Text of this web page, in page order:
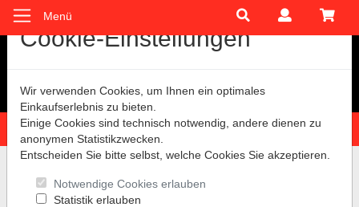
Hotline: 0781 9399888-60
Menü
Sie sind hier: AGB Schulungen
AGB Schulungen
Cookie-Einstellungen
Wir verwenden Cookies, um Ihnen ein optimales
Einkaufserlebnis zu bieten.
Einige Cookies sind technisch notwendig, andere dienen zu
anonymen Statistikzwecken.
Entscheiden Sie bitte selbst, welche Cookies Sie akzeptieren.
Notwendige Cookies erlauben
Statistik erlauben